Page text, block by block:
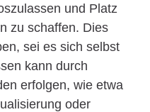
und Platz
zu schaffen. Dies
sei es sich selbst
kann durch
erfolgen, wie etwa
oder